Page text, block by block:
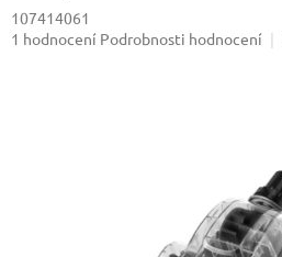
107414061
Průměrné
1 hodnocení Podrobnosti hodnocení